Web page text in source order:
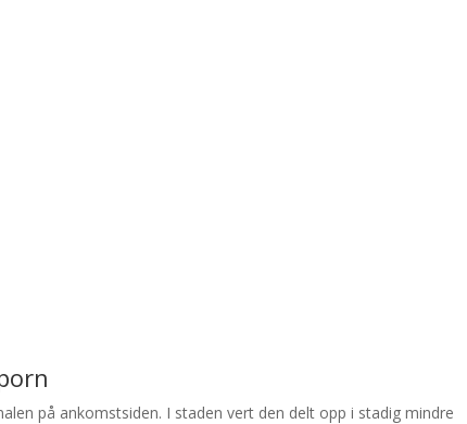
på ankomstsiden. I staden vert den delt opp i stadig mindre